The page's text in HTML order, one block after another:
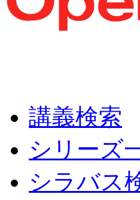
講義検索
シリーズ
シラバス